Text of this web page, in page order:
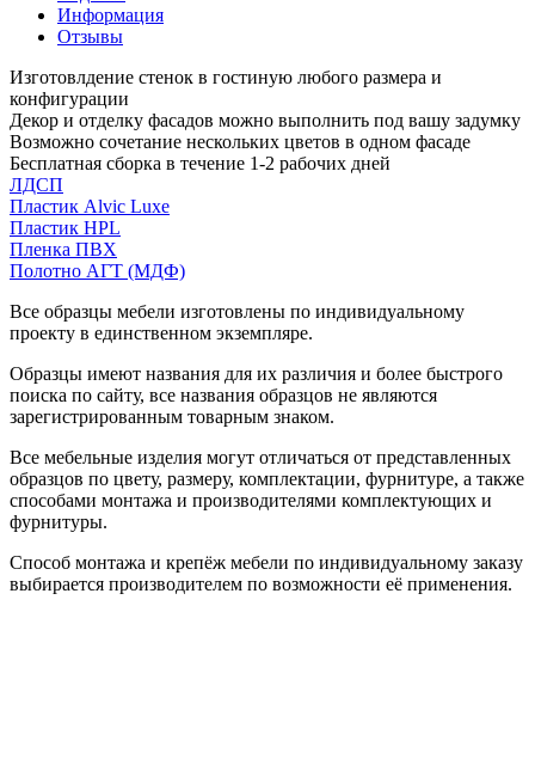
Информация
Отзывы
Изготовлдение стенок в гостиную любого размера и
конфигурации
Декор и отделку фасадов можно выполнить под вашу задумку
Возможно сочетание нескольких цветов в одном фасаде
Бесплатная сборка в течение 1-2 рабочих дней
ЛДСП
Пластик Alvic Luxe
Пластик HPL
Пленка ПВХ
Полотно АГТ (МДФ)
Все образцы мебели изготовлены по индивидуальному
проекту в единственном экземпляре.
Образцы имеют названия для их различия и более быстрого
поиска по сайту, все названия образцов не являются
зарегистрированным товарным знаком.
Все мебельные изделия могут отличаться от представленных
образцов по цвету, размеру, комплектации, фурнитуре, а также
способами монтажа и производителями комплектующих и
фурнитуры.
Способ монтажа и крепёж мебели по индивидуальному заказу
выбирается производителем по возможности её применения.